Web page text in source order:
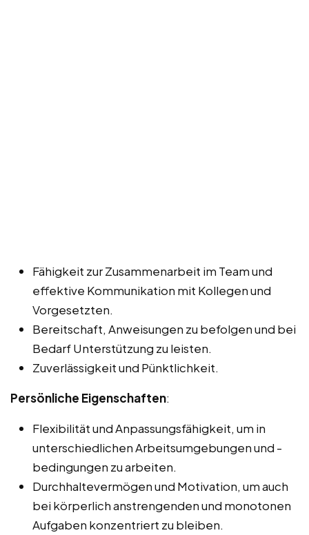
Fähigkeit zur Zusammenarbeit im Team und
effektive Kommunikation mit Kollegen und
Vorgesetzten.
Bereitschaft, Anweisungen zu befolgen und bei
Bedarf Unterstützung zu leisten.
Zuverlässigkeit und Pünktlichkeit.
Persönliche Eigenschaften:
Flexibilität und Anpassungsfähigkeit, um in
unterschiedlichen Arbeitsumgebungen und -
bedingungen zu arbeiten.
Durchhaltevermögen und Motivation, um auch
bei körperlich anstrengenden und monotonen
Aufgaben konzentriert zu bleiben.